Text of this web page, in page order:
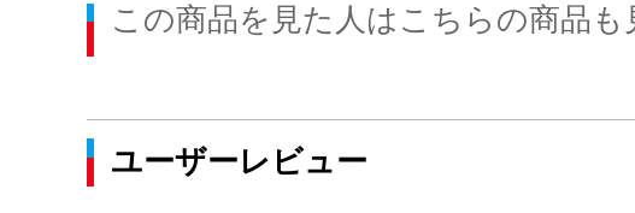
この商品を見た人はこちらの商品も
ユーザーレビュー